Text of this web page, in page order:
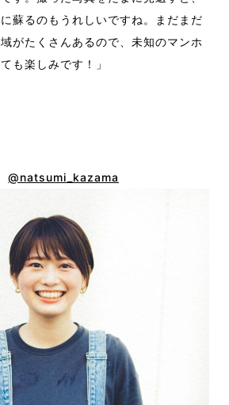
蘇るのもうれしいですね。まだまだ
がたくさんあるので、未知のマンホ
も楽しみです！」
@natsumi_kazama